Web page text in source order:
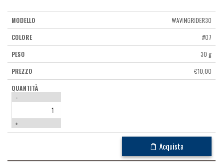
WAVINGRIDER30
#07
30 g
€10,00
-
+
Acquista